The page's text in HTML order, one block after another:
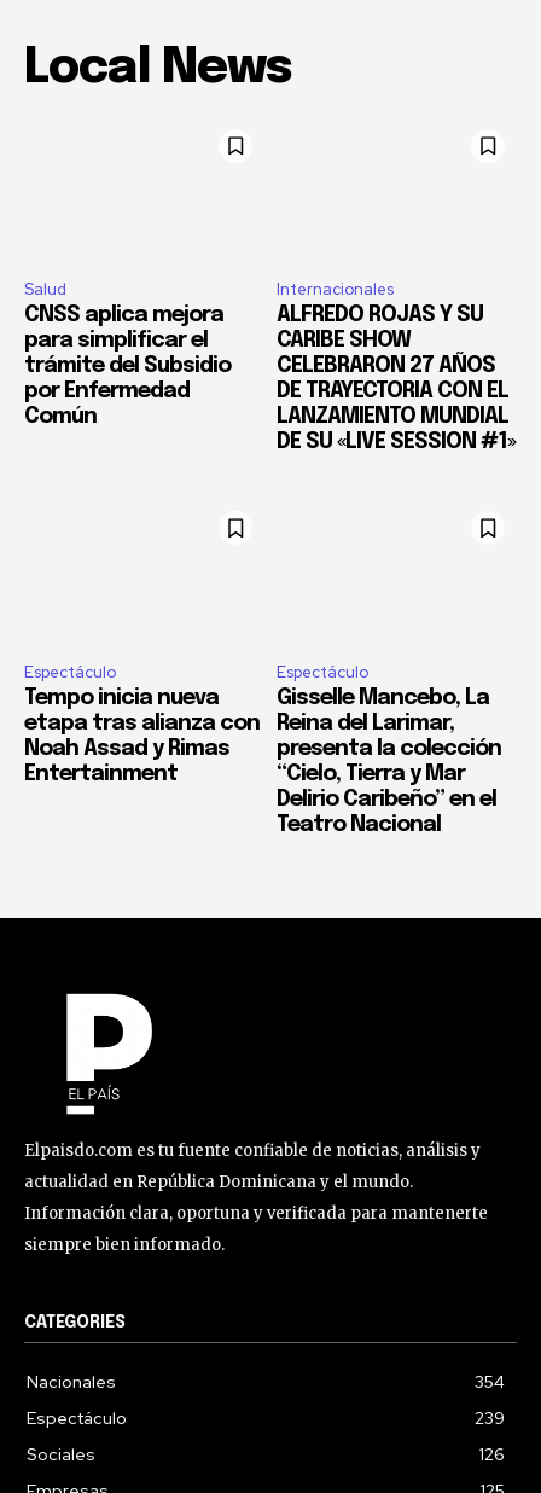
Local News
Salud
CNSS aplica mejora
para simplificar el
trámite del Subsidio
por Enfermedad
Común
Internacionales
ALFREDO ROJAS Y SU
CARIBE SHOW
CELEBRARON 27 AÑOS
DE TRAYECTORIA CON EL
LANZAMIENTO MUNDIAL
DE SU «LIVE SESSION #1»
Espectáculo
Tempo inicia nueva
etapa tras alianza con
Noah Assad y Rimas
Entertainment
Espectáculo
Gisselle Mancebo, La
Reina del Larimar,
presenta la colección
“Cielo, Tierra y Mar
Delirio Caribeño” en el
Teatro Nacional
Elpaisdo.com es tu fuente confiable de noticias, análisis y
actualidad en República Dominicana y el mundo.
Información clara, oportuna y verificada para mantenerte
siempre bien informado.
CATEGORIES
Nacionales
354
Espectáculo
239
Sociales
126